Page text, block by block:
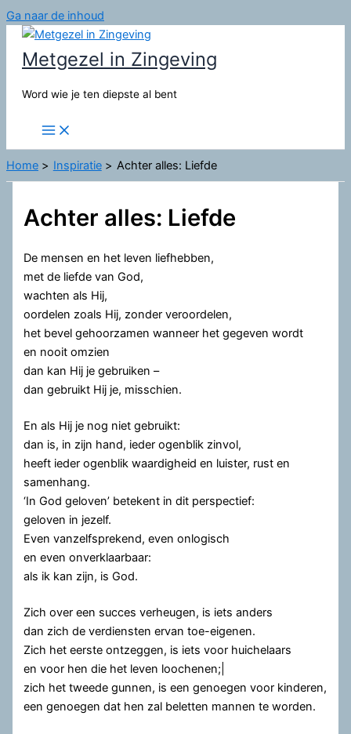
Ga naar de inhoud
Metgezel in Zingeving
Word wie je ten diepste al bent
Home Inspiratie Achter alles: Liefde
Achter alles: Liefde
De mensen en het leven liefhebben,
met de liefde van God,
wachten als Hij,
oordelen zoals Hij, zonder veroordelen,
het bevel gehoorzamen wanneer het gegeven wordt
en nooit omzien
dan kan Hij je gebruiken –
dan gebruikt Hij je, misschien.
En als Hij je nog niet gebruikt:
dan is, in zijn hand, ieder ogenblik zinvol,
heeft ieder ogenblik waardigheid en luister, rust en
samenhang.
‘In God geloven’ betekent in dit perspectief:
geloven in jezelf.
Even vanzelfsprekend, even onlogisch
en even onverklaarbaar:
als ik kan zijn, is God.
Zich over een succes verheugen, is iets anders
dan zich de verdiensten ervan toe-eigenen.
Zich het eerste ontzeggen, is iets voor huichelaars
en voor hen die het leven loochenen;|
zich het tweede gunnen, is een genoegen voor kinderen,
een genoegen dat hen zal beletten mannen te worden.